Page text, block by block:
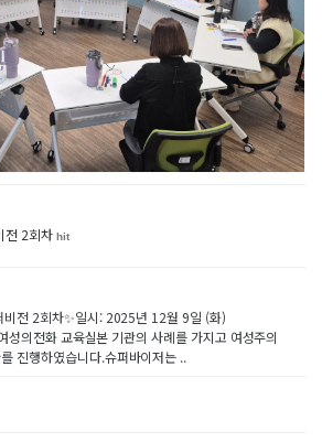
전 2회차 hit
비전 2회차✨일시: 2025년 12월 9일 (화)
의전화 교육실본 기관의 사례를 가지고 여성주의
진행하였습니다.슈퍼바이저는 ..